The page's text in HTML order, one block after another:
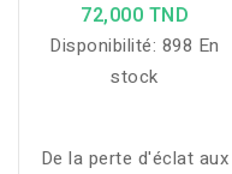
72,000 TND
Disponibilité: 898 En
stock
De la perte d'éclat aux